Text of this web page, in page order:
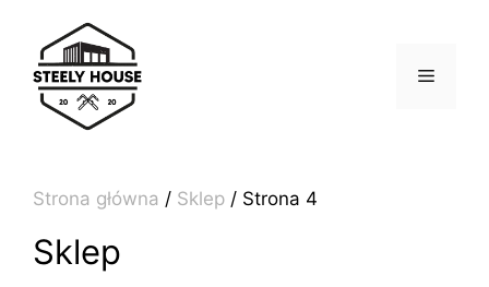
treści
MENU
Strona główna / Sklep / Strona 4
Sklep